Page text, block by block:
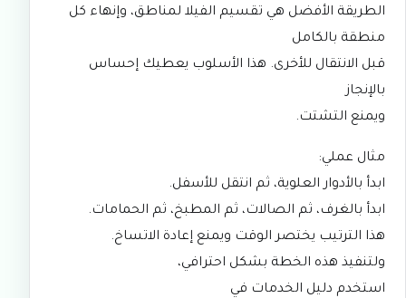
الطريقة الأفضل هي تقسيم الفيلا لمناطق، وإنهاء كل
منطقة بالكامل
قبل الانتقال للأخرى. هذا الأسلوب يعطيك إحساس
بالإنجاز
ويمنع التشتت.
مثال عملي:
ابدأ بالأدوار العلوية، ثم انتقل للأسفل.
ابدأ بالغرف، ثم الصالات، ثم المطبخ، ثم الحمامات.
هذا الترتيب يختصر الوقت ويمنع إعادة الاتساخ.
ولتنفيذ هذه الخطة بشكل احترافي،
استخدم دليل الخدمات في